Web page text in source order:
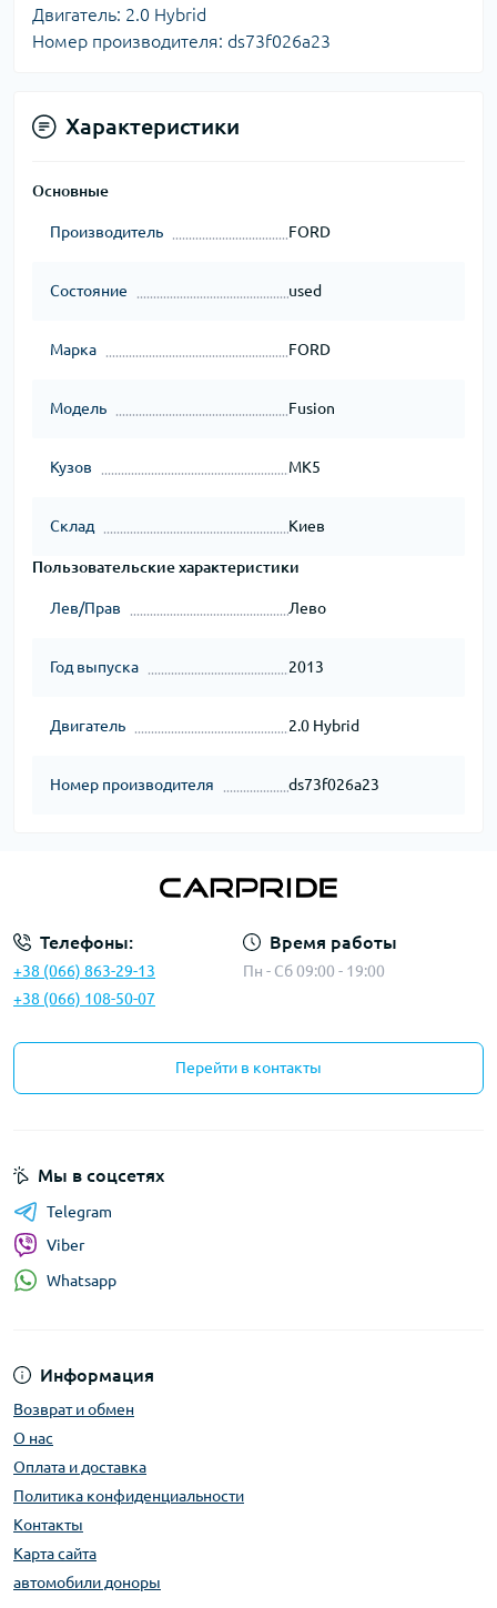
Двигатель: 2.0 Hybrid
Номер производителя: ds73f026a23
Характеристики
Основные
Производитель FORD
Состояние used
Марка FORD
Модель Fusion
Кузов MK5
Склад Киев
Пользовательские характеристики
Лев/Прав Лево
Год выпуска 2013
Двигатель 2.0 Hybrid
Номер производителя ds73f026a23
Телефоны:
+38 (066) 863-29-13
+38 (066) 108-50-07
Время работы
Пн - Сб 09:00 - 19:00
Перейти в контакты
Информация
Возврат и обмен
О нас
Оплата и доставка
Политика конфиденциальности
Контакты
Карта сайта
автомобили доноры
Мы в соцсетях
Telegram
Viber
Whatsapp